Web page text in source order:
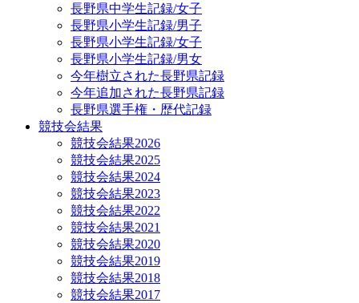
長野県中学生記録/女子
長野県小学生記録/男子
長野県小学生記録/女子
長野県小学生記録/男女
今年樹立された長野県記録
今年追加された長野県記録
長野県選手権・歴代記録
競技会結果
競技会結果2026
競技会結果2025
競技会結果2024
競技会結果2023
競技会結果2022
競技会結果2021
競技会結果2020
競技会結果2019
競技会結果2018
競技会結果2017